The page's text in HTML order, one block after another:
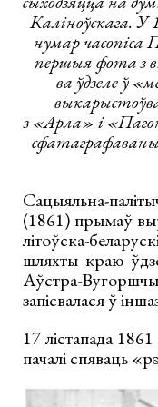
Каліноўскага. У
нумар
першыя фота з
ва ўдзеле ў
з «Арла» і
Сацыяльна-
(1861) прымаў
літоўска-
шляхты краю
Аўстра-
запісвалася ў
17 лістапада
пачалі спяваць